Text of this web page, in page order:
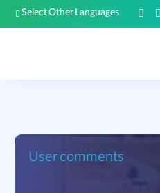
Select Other Languages
User comments